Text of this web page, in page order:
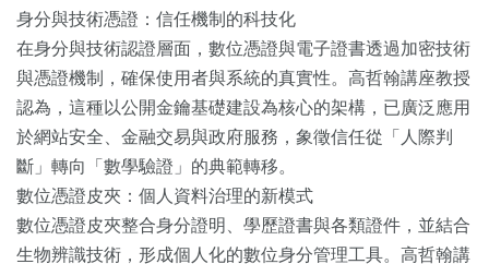
身分與技術憑證：信任機制的科技化
在身分與技術認證層面，數位憑證與電子證書透過加密技術
與憑證機制，確保使用者與系統的真實性。高哲翰講座教授
認為，這種以公開金鑰基礎建設為核心的架構，已廣泛應用
於網站安全、金融交易與政府服務，象徵信任從「人際判
斷」轉向「數學驗證」的典範轉移。
數位憑證皮夾：個人資料治理的新模式
數位憑證皮夾整合身分證明、學歷證書與各類證件，並結合
生物辨識技術，形成個人化的數位身分管理工具。高哲翰講